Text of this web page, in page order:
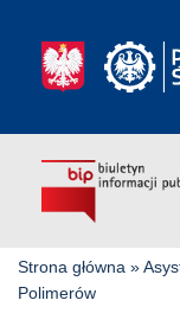
Strona główna »
Polimerów